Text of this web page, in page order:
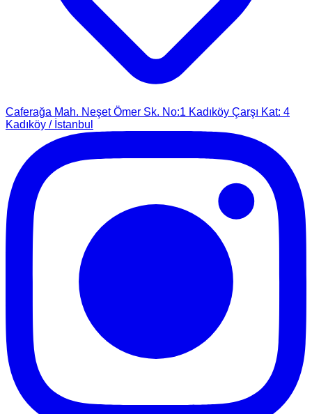
Caferağa Mah. Neşet Ömer Sk. No:1 Kadıköy Çarşı Kat: 4
Kadıköy / İstanbul